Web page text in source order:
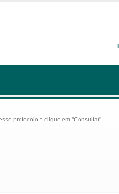
protocolo e clique em "Consultar".